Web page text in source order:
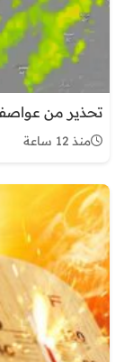
تحذير من عواصف
منذ 12 ساعة